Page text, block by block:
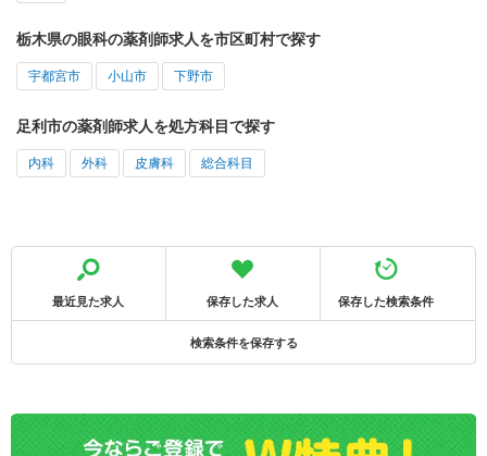
栃木県の眼科の薬剤師求人を市区町村で探す
宇都宮市 小山市 下野市
足利市の薬剤師求人を処方科目で探す
内科 外科 皮膚科 総合科目
最近見た求人 保存した求人 保存した検索条件
検索条件を保存する